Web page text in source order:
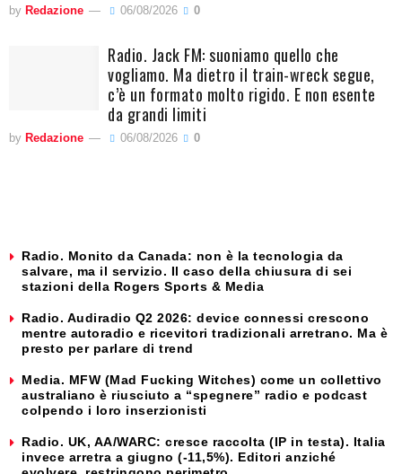
by Redazione 06/08/2026 0
Radio. Jack FM: suoniamo quello che
vogliamo. Ma dietro il train-wreck segue,
c’è un formato molto rigido. E non esente
da grandi limiti
by Redazione 06/08/2026 0
Radio. Monito da Canada: non è la tecnologia da
salvare, ma il servizio. Il caso della chiusura di sei
stazioni della Rogers Sports & Media
Radio. Audiradio Q2 2026: device connessi crescono
mentre autoradio e ricevitori tradizionali arretrano. Ma è
presto per parlare di trend
Media. MFW (Mad Fucking Witches) come un collettivo
australiano è riusciuto a “spegnere” radio e podcast
colpendo i loro inserzionisti
Radio. UK, AA/WARC: cresce raccolta (IP in testa). Italia
invece arretra a giugno (-11,5%). Editori anziché